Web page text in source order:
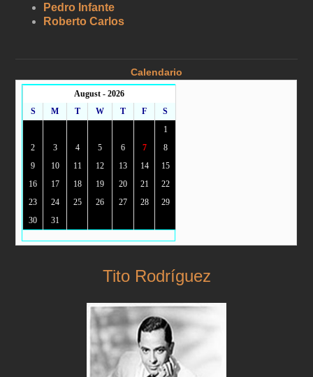
Pedro Infante
Roberto Carlos
Calendario
August - 2026
S
M T W T F
S
1
2
3 4 5 6 7
8
9
10 11 12 13 14
15
16
17 18 19 20 21
22
23
24 25 26 27 28
29
30
31
Tito Rodríguez